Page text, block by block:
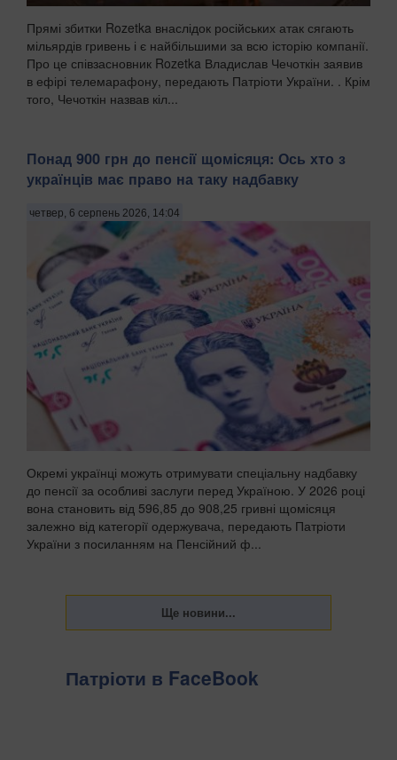
Прямі збитки Rozetka внаслідок російських атак сягають
мільярдів гривень і є найбільшими за всю історію компанії.
Про це співзасновник Rozetka Владислав Чечоткін заявив
в ефірі телемарафону, передають Патріоти України. . Крім
того, Чечоткін назвав кіл...
Понад 900 грн до пенсії щомісяця: Ось хто з
українців має право на таку надбавку
четвер, 6 серпень 2026, 14:04
Окремі українці можуть отримувати спеціальну надбавку
до пенсії за особливі заслуги перед Україною. У 2026 році
вона становить від 596,85 до 908,25 гривні щомісяця
залежно від категорії одержувача, передають Патріоти
України з посиланням на Пенсійний ф...
Патріоти в FaceBook